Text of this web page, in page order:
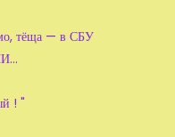
тёща — в СБУ
! "